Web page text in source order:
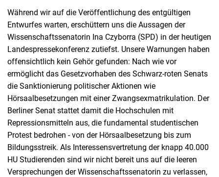
Während wir auf die Veröffentlichung des entgültigen
Entwurfes warten, erschüttern uns die Aussagen der
Wissenschaftssenatorin Ina Czyborra (SPD) in der heutigen
Landespressekonferenz zutiefst. Unsere Warnungen haben
offensichtlich kein Gehör gefunden: Nach wie vor
ermöglicht das Gesetzvorhaben des Schwarz-roten Senats
die Sanktionierung politischer Aktionen wie
Hörsaalbesetzungen mit einer Zwangsexmatrikulation. Der
Berliner Senat stattet damit die Hochschulen mit
Repressionsmitteln aus, die fundamental studentischen
Protest bedrohen - von der Hörsaalbesetzung bis zum
Bildungsstreik. Als Interessensvertretung der knapp 40.000
HU Studierenden sind wir nicht bereit uns auf die leeren
Versprechungen der Wissenschaftssenatorin zu verlassen,